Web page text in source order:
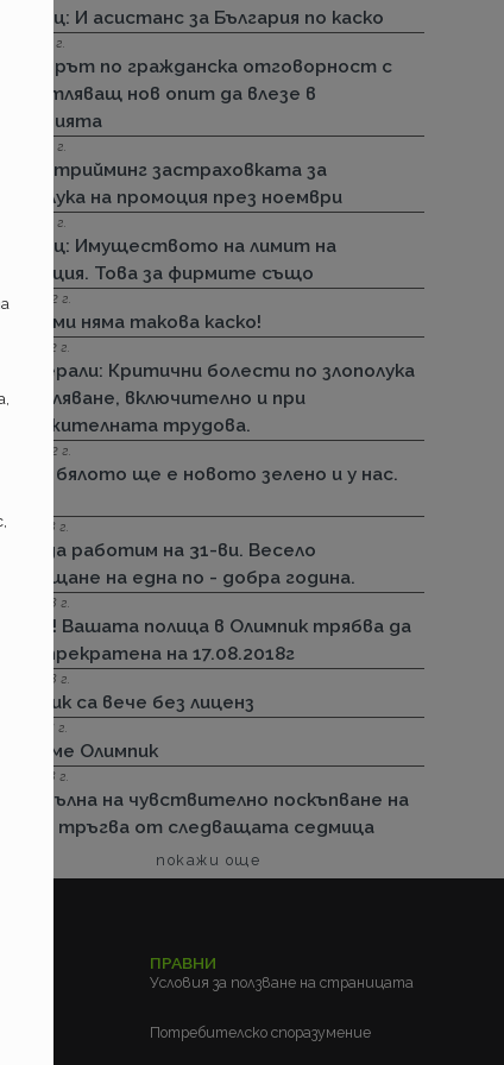
Армеец: И асистанс за България по каско
15.11.2022 г.
Стикерът по гражданска отговорност с
впечатляващ нов опит да влезе в
историята
01.11.2022 г.
ДЗИ: Стрийминг застраховката за
злополука на промоция през ноември
01.11.2022 г.
Армеец: Имуществото на лимит на
промоция. Това за фирмите също
г.
ДЗИ: Ами няма такова каско!
21.09.2022 г.
Дженерали: Критични болести по злополука
заболяване, включително и при
задължителната трудова.
25.08.2022 г.
Черно бялото ще е новото зелено и у нас.
г.
Няма да работим на 31-ви. Весело
посрещане на една по - добра година.
13.08.2018 г.
Важно! Вашата полица в Олимпик трябва да
прекратена на 17.08.2018г
26.07.2018 г.
Олимпик са вече без лиценз
11.05.2018 г.
Спираме Олимпик
25.01.2018 г.
Нова вълна на чувствително поскъпване на
ГО-то тръгва от следващата седмица
покажи още
ПРАВНИ
Условия за ползване на страницата
Потребителско споразумение